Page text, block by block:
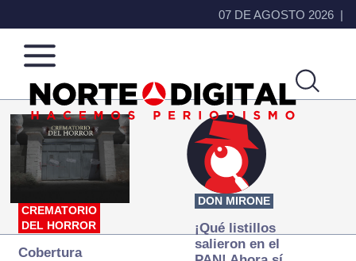
07 DE AGOSTO 2026
Norte
de
Ciudad
Más
que
noticias,
hacemos periodismo
CREMATORIO
DEL HORROR
Cobertura
DON MIRONE
¡Qué listillos
salieron en el